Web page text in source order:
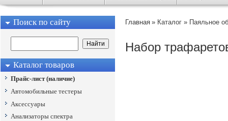
Поиск по сайту
Каталог товаров
Прайс-лист (наличие)
Автомобильные тестеры
Аксессуары
Анализаторы спектра
Главная » Каталог » Паяльное
Набор